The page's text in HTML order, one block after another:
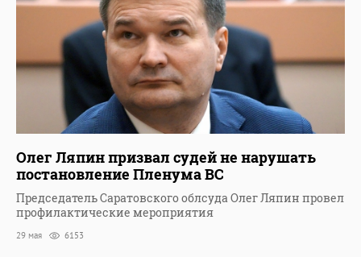
Олег Ляпин призвал судей не нарушать
постановление Пленума ВС
Председатель Саратовского облсуда Олег Ляпин провел
профилактические мероприятия
29 мая 6153